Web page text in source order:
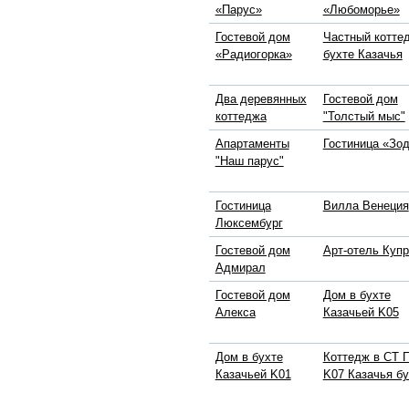
«Парус»
«Любоморье»
Гостевой дом
«Радиогорка»
Частный
бухте Казачья
Два деревянных
коттеджа
Гостевой дом
"Толстый мыс"
Апартаменты
"Наш парус"
Гостиница
Гостиница
Люксембург
Вилла Венеция
Гостевой дом
Адмирал
Арт-отель
Гостевой дом
Алекса
Дом в бухте
Казачьей K05
Дом в бухте
Казачьей K01
Коттедж в СТ
K07 Казачья